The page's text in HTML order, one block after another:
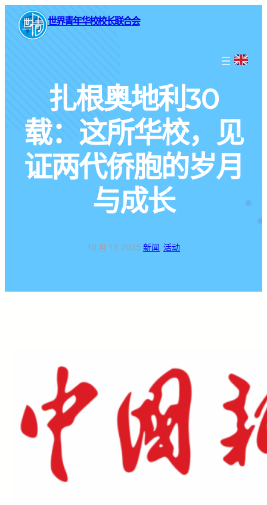
世界青年华校校长联合会
扎根奥地利30
载：这所华校，见
证两代侨胞的岁月
与成长
10 月 13, 2025·新闻, 活动